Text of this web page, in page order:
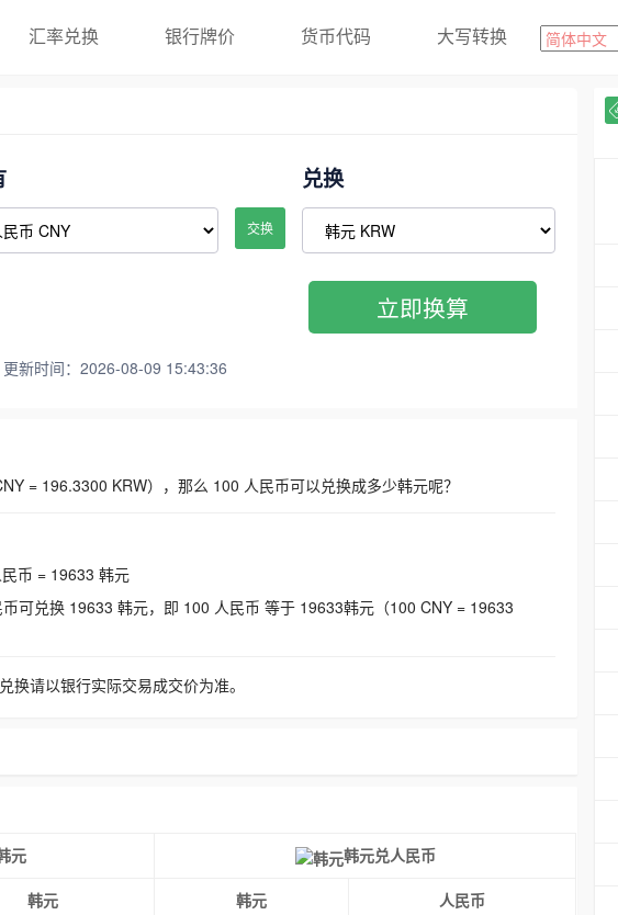
汇率兑换 银行牌价 货币代码 大写转换
交换
兑换
更新时间：2026-08-09 15:43:36
立即换算
= 196.3300 KRW），那么 100 人民币可以兑换成多少韩元呢？
币 = 19633 韩元
可兑换 19633 韩元，即 100 人民币 等于 19633韩元（100 CNY = 19633
换请以银行实际交易成交价为准。
元 韩元兑人民币
韩元 韩元
人民币